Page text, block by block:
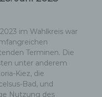
im Wahlkreis war
Terminen. Die
unter anderem
Kiez, die
Bad, und
Nutzung des